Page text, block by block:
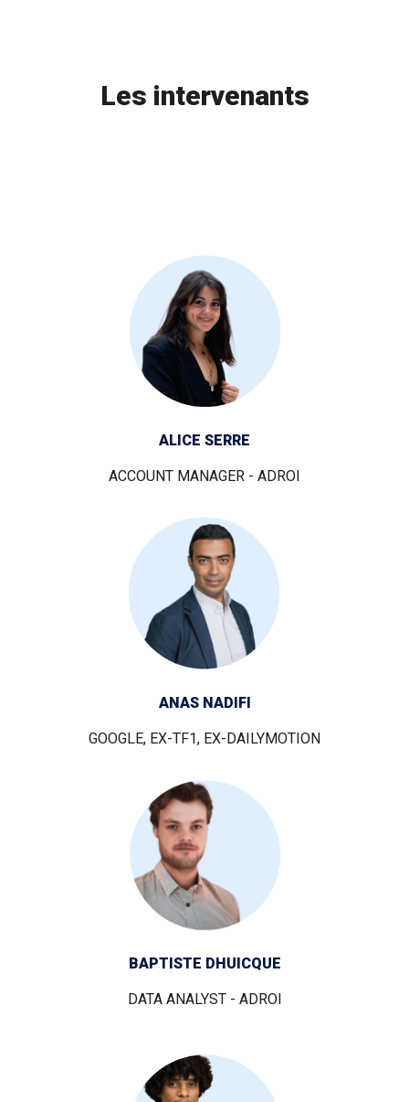
Les intervenants
ALICE SERRE
ACCOUNT MANAGER - ADROI
ANAS NADIFI
GOOGLE, EX-TF1, EX-DAILYMOTION
BAPTISTE DHUICQUE
DATA ANALYST - ADROI